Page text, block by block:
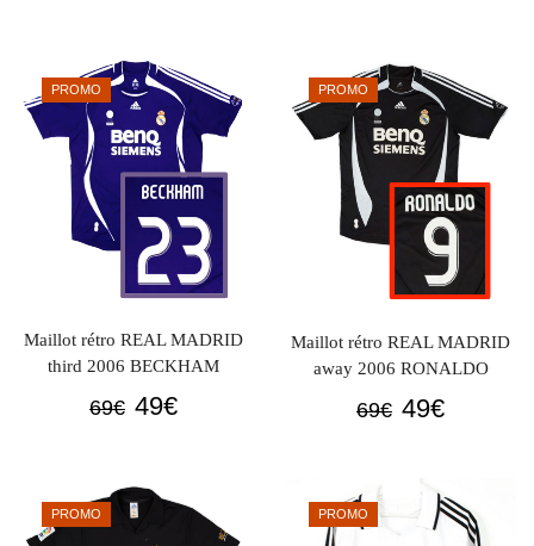
était :
69€.
est :
49€.
69€. 49€.
PROMO
Maillot rétro REAL MADRID
third 2006 BECKHAM
69€ Le
était :
49€Le
est :
49€.
PROMO
Maillot rétro REAL MADRID
away 2006 RONALDO
69€ Le
était :
69€.
49€Le
est :
49€.
PROMO PROMO